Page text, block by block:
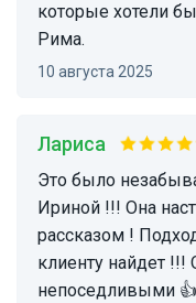
которые хотели
Рима.
10 августа 2025
Лариса
Это было незабываемо ! Нам очень повезло с
Ириной !!! Она
рассказом !
клиенту найдет !!!
непоседливыми